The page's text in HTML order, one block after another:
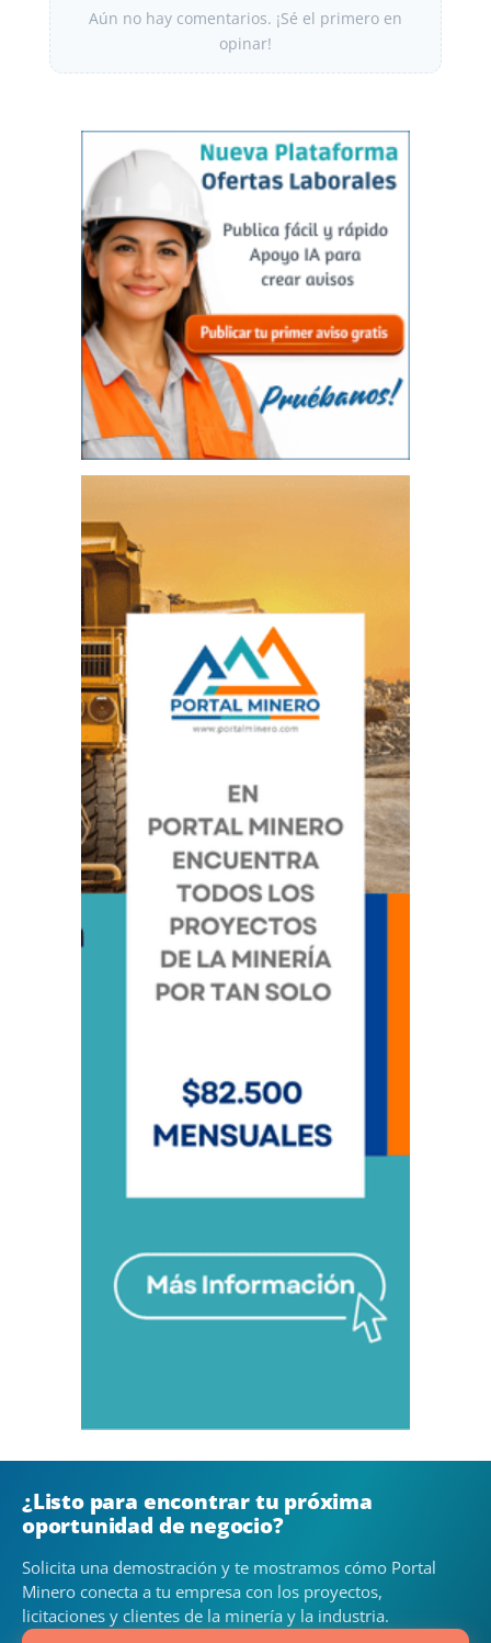
Aún no hay comentarios. ¡Sé el primero en
opinar!
¿Listo para encontrar tu próxima
oportunidad de negocio?
Solicita una demostración y te mostramos cómo Portal
Minero conecta a tu empresa con los proyectos,
licitaciones y clientes de la minería y la industria.